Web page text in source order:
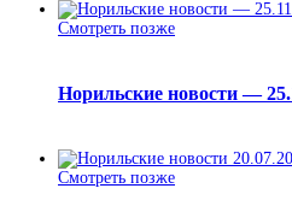
Смотреть позже
Норильские новости —
Смотреть позже